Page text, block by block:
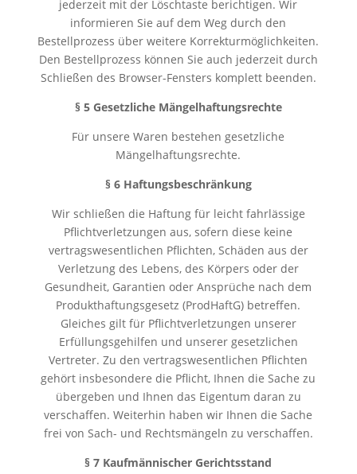
jederzeit mit der Löschtaste berichtigen. Wir
informieren Sie auf dem Weg durch den
Bestellprozess über weitere Korrekturmöglichkeiten.
Den Bestellprozess können Sie auch jederzeit durch
Schließen des Browser-Fensters komplett beenden.
§ 5 Gesetzliche Mängelhaftungsrechte
Für unsere Waren bestehen gesetzliche
Mängelhaftungsrechte.
§ 6 Haftungsbeschränkung
Wir schließen die Haftung für leicht fahrlässige
Pflichtverletzungen aus, sofern diese keine
vertragswesentlichen Pflichten, Schäden aus der
Verletzung des Lebens, des Körpers oder der
Gesundheit, Garantien oder Ansprüche nach dem
Produkthaftungsgesetz (ProdHaftG) betreffen.
Gleiches gilt für Pflichtverletzungen unserer
Erfüllungsgehilfen und unserer gesetzlichen
Vertreter. Zu den vertragswesentlichen Pflichten
gehört insbesondere die Pflicht, Ihnen die Sache zu
übergeben und Ihnen das Eigentum daran zu
verschaffen. Weiterhin haben wir Ihnen die Sache
frei von Sach- und Rechtsmängeln zu verschaffen.
§ 7 Kaufmännischer Gerichtsstand